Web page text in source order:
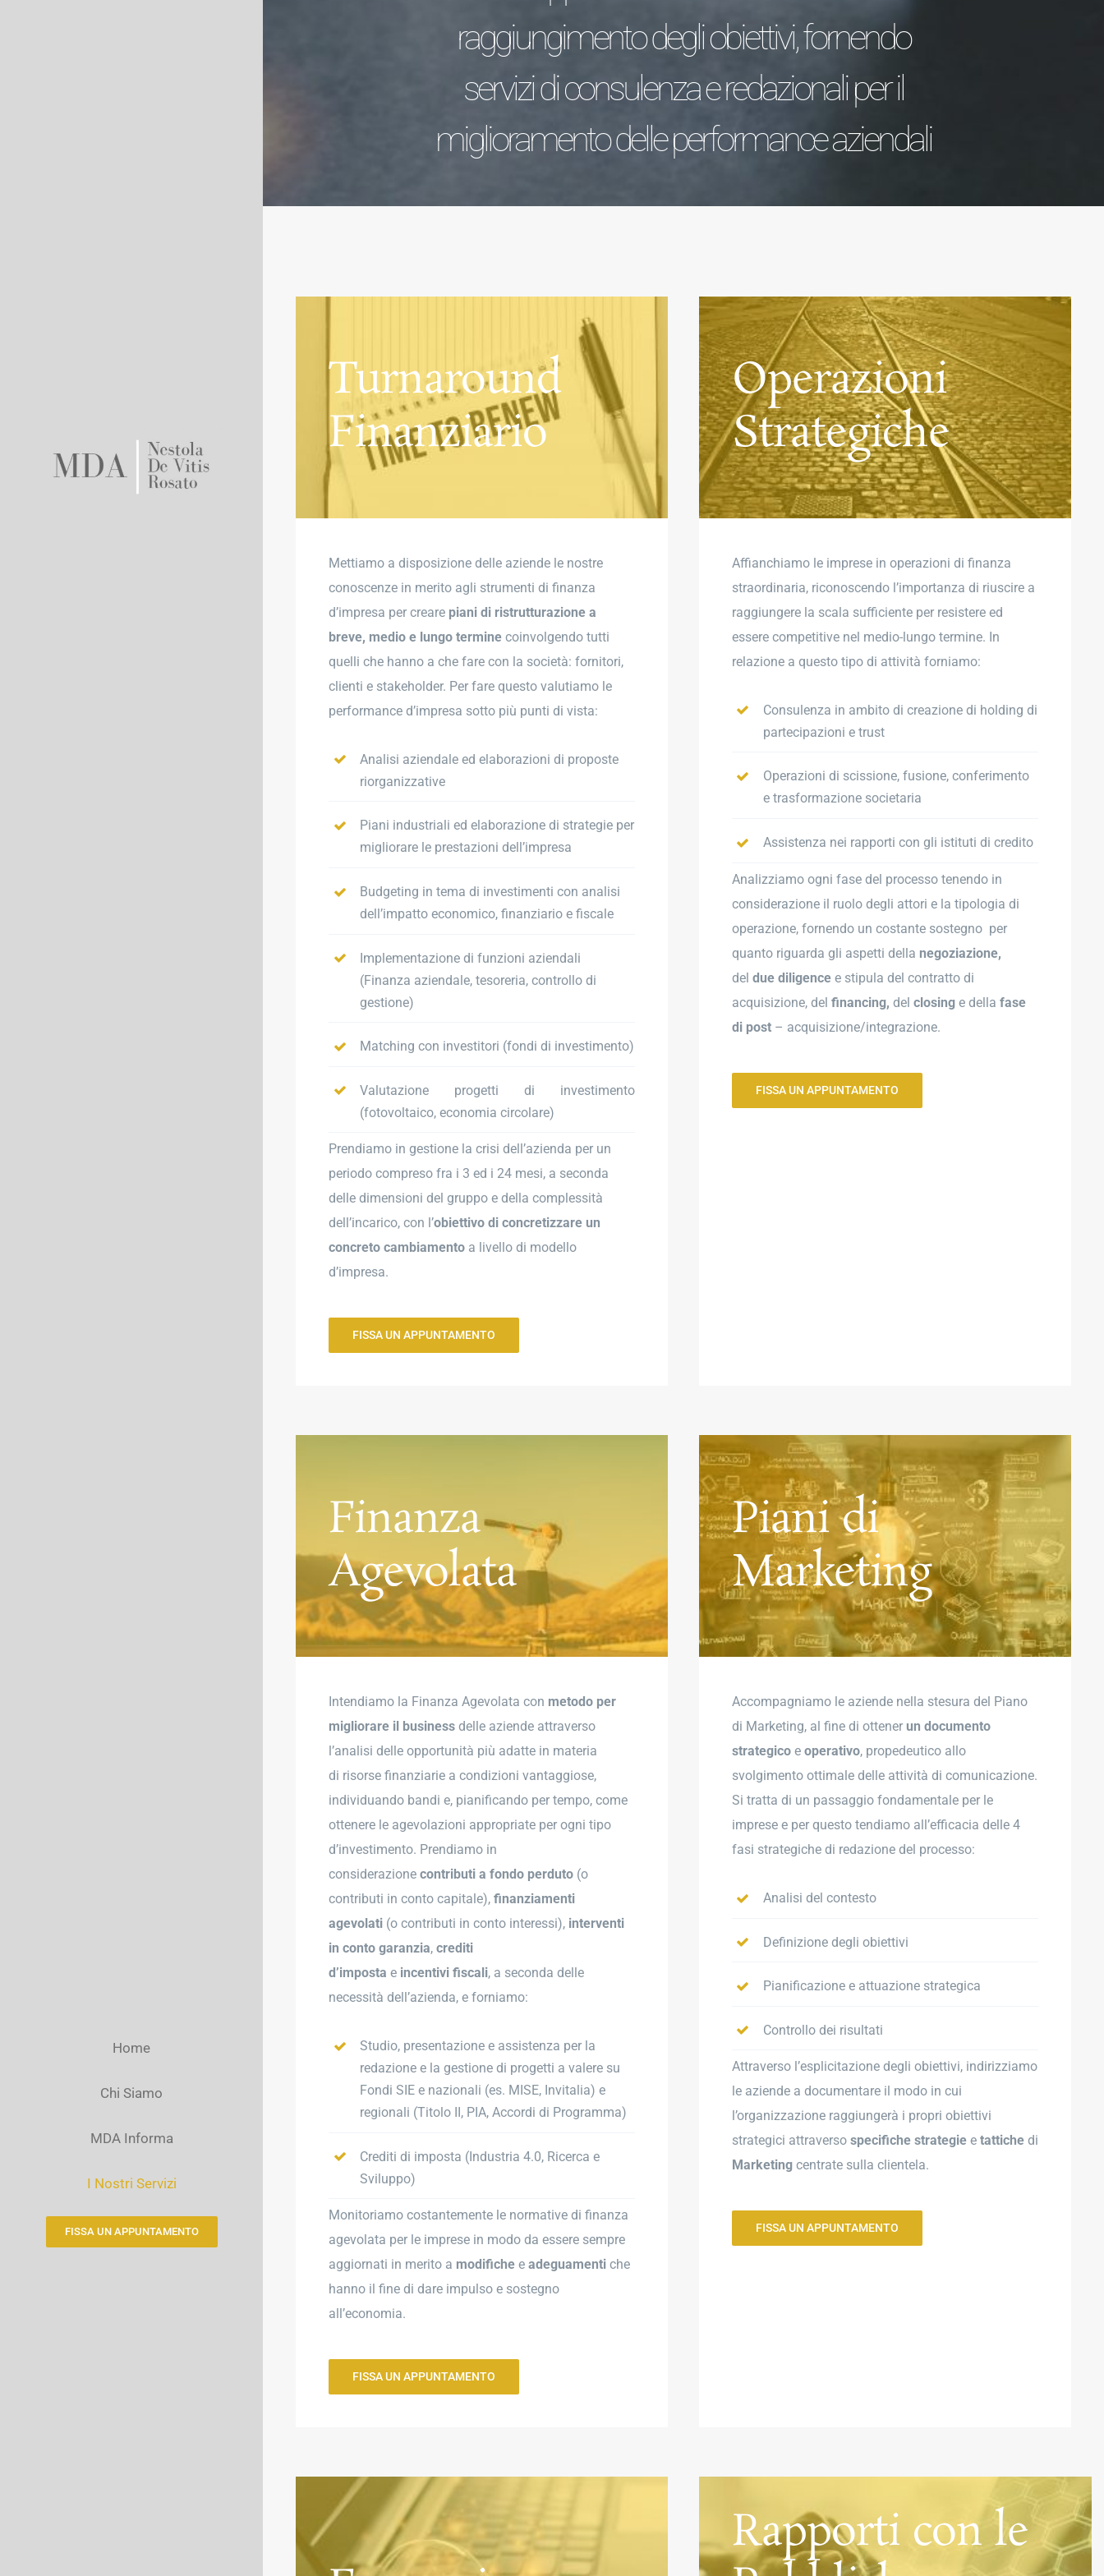
Home
Chi Siamo
MDA Informa
I Nostri Servizi
FISSA UN APPUNTAMENTO
raggiungimento degli obiettivi, fornendo
servizi di consulenza e redazionali per il
miglioramento delle performance aziendali
Turnaround
Finanziario
Mettiamo a disposizione delle aziende le nostre
conoscenze in merito agli strumenti di finanza
d’impresa per creare piani di ristrutturazione a
breve, medio e lungo terminecoinvolgendo tutti
quelli che hanno a che fare con la società: fornitori,
clienti e stakeholder. Per fare questo valutiamo le
performance d’impresa sotto più punti di vista:
Analisi aziendale ed elaborazioni di proposte
riorganizzative
Piani industriali ed elaborazione di strategie per
migliorare le prestazioni dell’impresa
Budgeting in tema di investimenti con analisi
dell’impatto economico, finanziario e fiscale
Implementazione di funzioni aziendali
(Finanza aziendale, tesoreria, controllo di
gestione)
Matching con investitori (fondi di investimento)
Valutazione progetti di investimento
(fotovoltaico, economia circolare)
Prendiamo in gestione la crisi dell’azienda per un
periodo compreso fra i 3 ed i 24 mesi, a seconda
delle dimensioni del gruppo e della complessità
dell’incarico, con l’obiettivo di concretizzare un
concreto cambiamentoa livello di modello
d’impresa.
FISSA UN APPUNTAMENTO
Operazioni
Strategiche
Affianchiamo le imprese in operazioni di finanza
straordinaria, riconoscendo l’importanza di riuscire a
raggiungere la scala sufficiente per resistere ed
essere competitive nel medio-lungo termine. In
relazione a questo tipo di attività forniamo:
Consulenza in ambito di creazione di holding di
partecipazioni e trust
Operazioni di scissione, fusione, conferimento
e trasformazione societaria
Assistenza nei rapporti con gli istituti di credito
Analizziamo ogni fase del processo tenendo in
considerazione il ruolo degli attori e la tipologia di
operazione, fornendo un costante sostegno per
quanto riguarda gli aspetti della negoziazione,
del due diligencee stipula del contratto di
acquisizione, del financing, del closinge della fase
di post – acquisizione/integrazione.
FISSA UN APPUNTAMENTO
Finanza
Agevolata
Intendiamo la Finanza Agevolata con metodo per
migliorare il businessdelle aziende attraverso
l’analisi delle opportunità più adatte in materia
di risorse finanziarie a condizioni vantaggiose,
individuando bandi e, pianificando per tempo, come
ottenere le agevolazioni appropriate per ogni tipo
d’investimento. Prendiamo in
considerazione contributi a fondo perduto(o
contributi in conto capitale), finanziamenti
agevolati(o contributi in conto interessi), interventi
in conto garanzia, crediti
d’imposta eincentivi fiscali, a seconda delle
necessità dell’azienda, e forniamo:
Studio, presentazione e assistenza per la
redazione e la gestione di progetti a valere su
Fondi SIE e nazionali (es. MISE, Invitalia) e
regionali (Titolo II, PIA, Accordi di Programma)
Crediti di imposta (Industria 4.0, Ricerca e
Sviluppo)
Monitoriamo costantemente le normative di finanza
agevolata per le imprese in modo da essere sempre
aggiornati in merito a modifiche eadeguamenti che
hanno il fine di dare impulso e sostegno
all’economia.
FISSA UN APPUNTAMENTO
Piani di
Marketing
Accompagniamo le aziende nella stesura del Piano
di Marketing, al fine di ottener un documento
strategico eoperativo, propedeutico allo
svolgimento ottimale delle attività di comunicazione.
Si tratta di un passaggio fondamentale per le
imprese e per questo tendiamo all’efficacia delle 4
fasi strategiche di redazione del processo:
Analisi del contesto
Definizione degli obiettivi
Pianificazione e attuazione strategica
Controllo dei risultati
Attraverso l’esplicitazione degli obiettivi, indirizziamo
le aziende a documentare il modo in cui
l’organizzazione raggiungerà i propri obiettivi
strategici attraverso specifiche strategiee tattiche di
Marketingcentrate sulla clientela.
FISSA UN APPUNTAMENTO
Rapporti con le